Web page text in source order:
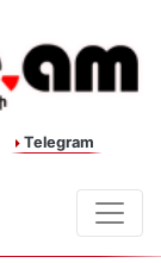
Telegram